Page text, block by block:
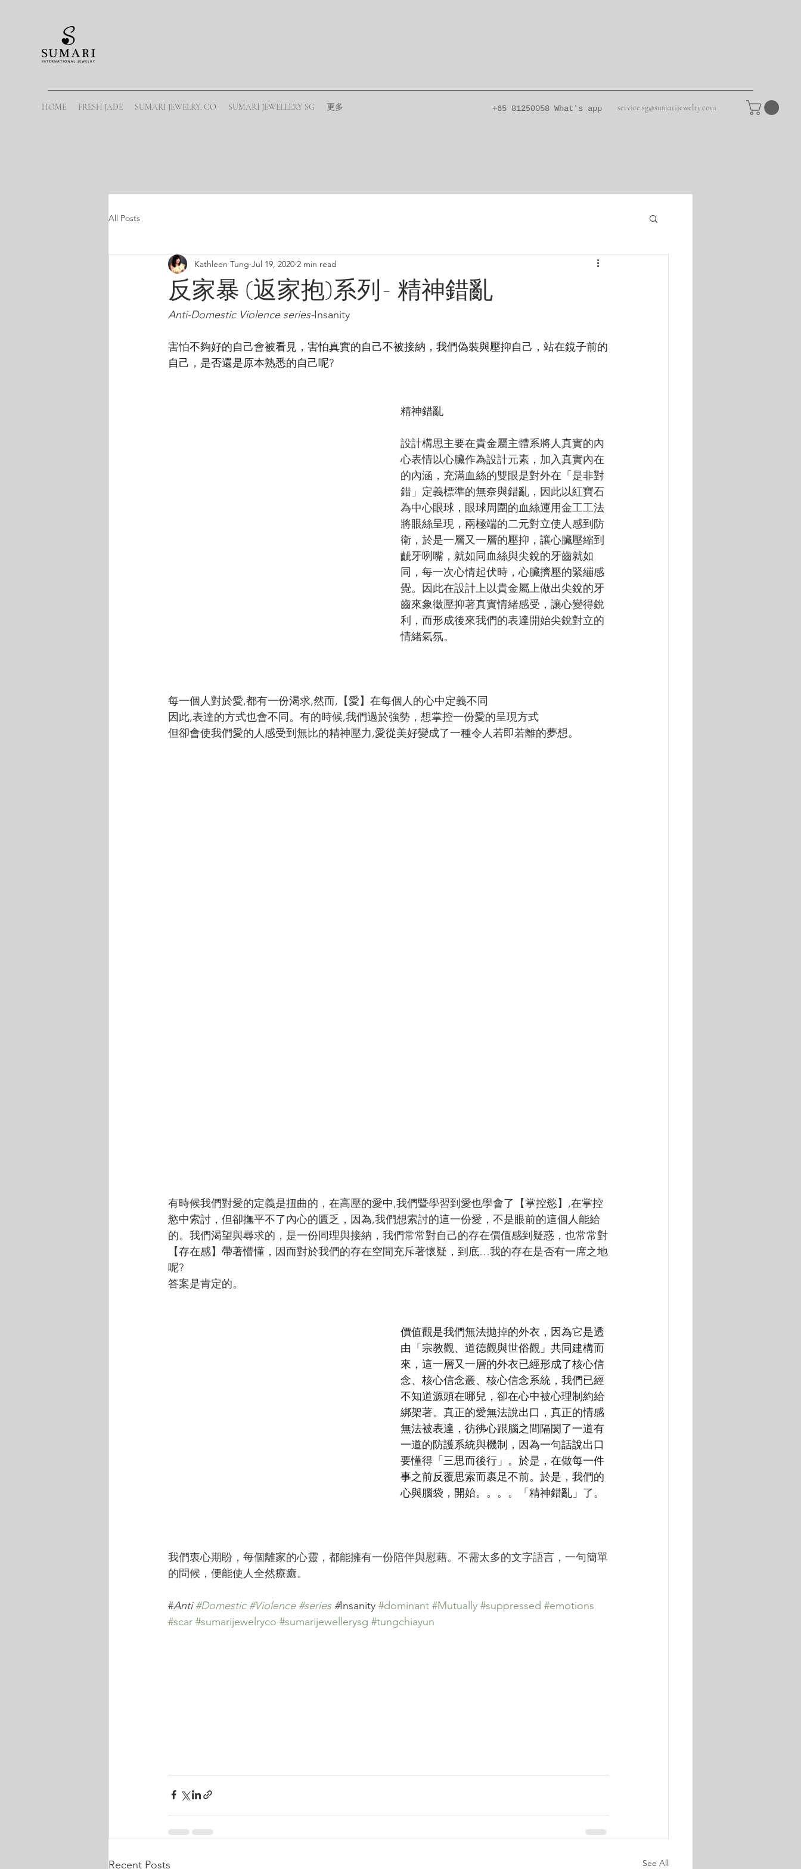
HOME FRESH JADE SUMARI JEWELRY. CO SUMARI JEWELLERY SG 更多 +65 81250058 What's app service.sg@sumarijewelry.com
All Posts
反家暴 (返家抱)系列- 精神錯亂
Kathleen Tung Jul 19, 2020 2 min read
Anti-Domestic Violence series-Insanity
害怕不夠好的自己會被看見，害怕真實的自己不被接納，我們偽裝與壓抑自己，站在鏡子前的
自己，是否還是原本熟悉的自己呢?
精神錯亂
設計構思主要在貴金屬主體系將人真實的內
心表情以心臟作為設計元素，加入真實內在
的內涵，充滿血絲的雙眼是對外在「是非對
錯」定義標準的無奈與錯亂，因此以紅寶石
為中心眼球，眼球周圍的血絲運用金工工法
將眼絲呈現，兩極端的二元對立使人感到防
衛，於是一層又一層的壓抑，讓心臟壓縮到
齜牙咧嘴，就如同血絲與尖銳的牙齒就如
同，每一次心情起伏時，心臟擠壓的緊繃感
覺。因此在設計上以貴金屬上做出尖銳的牙
齒來象徵壓抑著真實情緒感受，讓心變得銳
利，而形成後來我們的表達開始尖銳對立的
情緒氣氛。
每一個人對於愛,都有一份渴求,然而,【愛】在每個人的心中定義不同
因此,表達的方式也會不同。有的時候,我們過於強勢，想掌控一份愛的呈現方式
但卻會使我們愛的人感受到無比的精神壓力,愛從美好變成了一種令人若即若離的夢想。
有時候我們對愛的定義是扭曲的，在高壓的愛中,我們暨學習到愛也學會了【掌控慾】,在掌控
慾中索討，但卻撫平不了內心的匱乏，因為,我們想索討的這一份愛，不是眼前的這個人能給
的。我們渴望與尋求的，是一份同理與接納，我們常常對自己的存在價值感到疑惑，也常常對
【存在感】帶著懵懂，因而對於我們的存在空間充斥著懷疑，到底…我的存在是否有一席之地
呢?
答案是肯定的。
價值觀是我們無法拋掉的外衣，因為它是透
由「宗教觀、道德觀與世俗觀」共同建構而
來，這一層又一層的外衣已經形成了核心信
念、核心信念叢、核心信念系統，我們已經
不知道源頭在哪兒，卻在心中被心理制約給
綁架著。真正的愛無法說出口，真正的情感
無法被表達，彷彿心跟腦之間隔閡了一道有
一道的防護系統與機制，因為一句話說出口
要懂得「三思而後行」。於是，在做每一件
事之前反覆思索而裹足不前。於是，我們的
心與腦袋，開始。。。。「精神錯亂」了。
我們衷心期盼，每個離家的心靈，都能擁有一份陪伴與慰藉。不需太多的文字語言，一句簡單
的問候，便能使人全然療癒。
#Anti #Domestic #Violence #series #Insanity #dominant #Mutually #suppressed #emotions
#scar #sumarijewelryco #sumarijewellerysg #tungchiayun
Recent Posts See All